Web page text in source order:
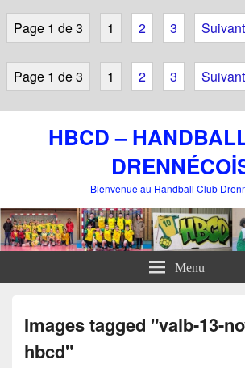
Page 1 de 3 1 2 3
Page 1 de 3 1 2 3
HBCD –
Bienvenue au Handball Club
Menu
Images tagged "valb-13-
hbcd"